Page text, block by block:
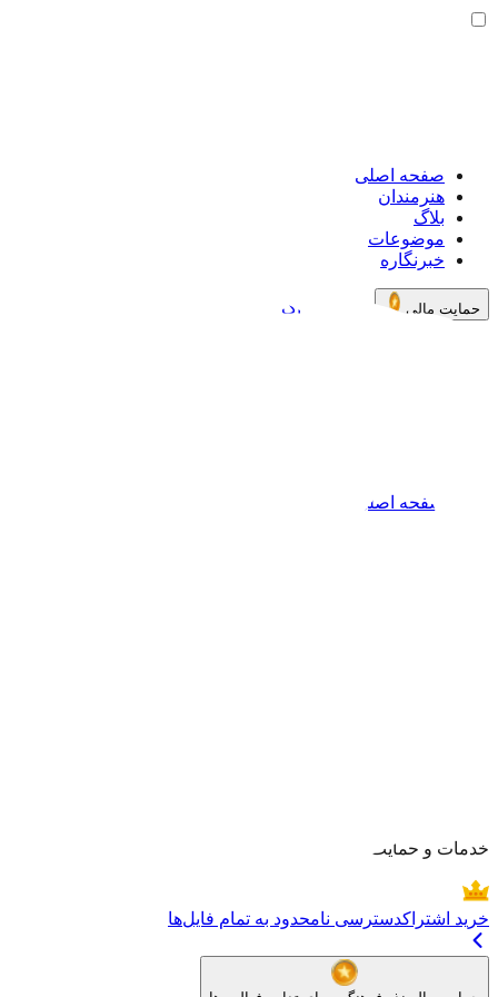
صفحه اصلی
هنرمندان
بلاگ
موضوعات
خبرنگاره
حمایت مالی خرید اشتراک
صفحه اصلی
خدمات و حمایت
خرید اشتراکدسترسی نامحدود به تمام فایل‌ها